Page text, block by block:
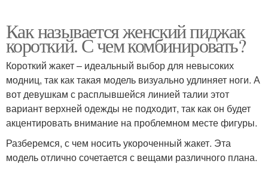
Как называется женский пиджак
короткий. С чем комбинировать?
Короткий жакет – идеальный выбор для невысоких
модниц, так как такая модель визуально удлиняет ноги. А
вот девушкам с расплывшейся линией талии этот
вариант верхней одежды не подходит, так как он будет
акцентировать внимание на проблемном месте фигуры.
Разберемся, с чем носить укороченный жакет. Эта
модель отлично сочетается с вещами различного плана.